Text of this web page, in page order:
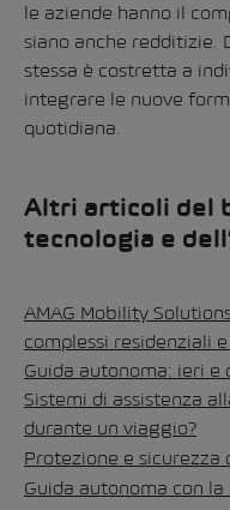
le aziende hanno il
siano anche redditizie.
stessa è costretta a
integrare le nuove
quotidiana.
Altri articoli del
tecnologia e
AMAG Mobility
complessi residenziali
Guida autonoma: ieri e
Sistemi di assistenza
durante un viaggio?
Protezione e sicurezza
Guida autonoma con